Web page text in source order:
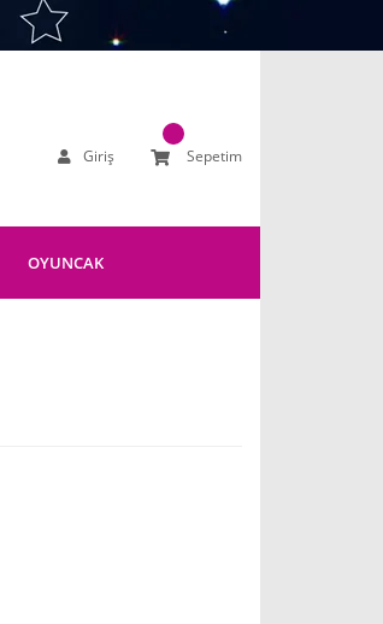
Giriş Sepetim
OYUNCAK